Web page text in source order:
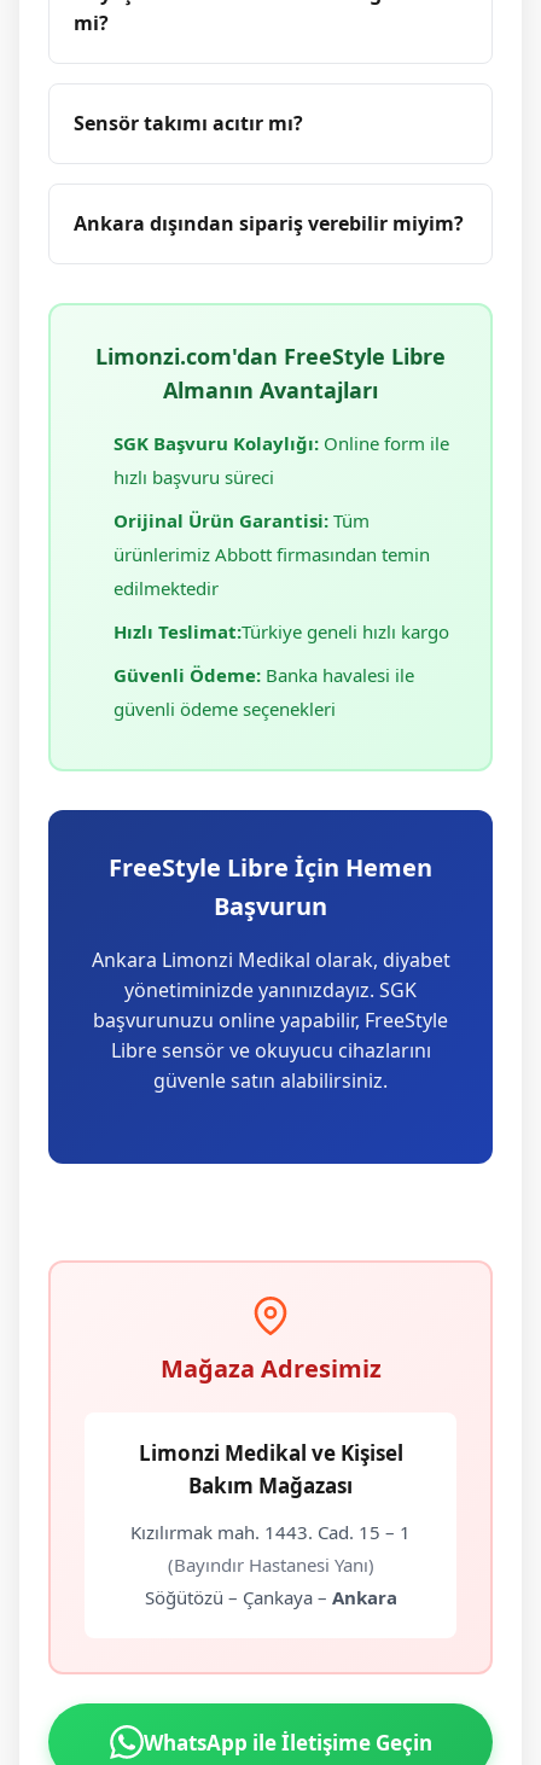
mi?
Sensör takımı acıtır mı?
Ankara dışından sipariş verebilir miyim?
Limonzi.com'dan FreeStyle Libre
Almanın Avantajları
SGK Başvuru Kolaylığı: Online form ile
hızlı başvuru süreci
Orijinal Ürün Garantisi: Tüm
ürünlerimiz Abbott firmasından temin
edilmektedir
Hızlı Teslimat:Türkiye geneli hızlı kargo
Güvenli Ödeme: Banka havalesi ile
güvenli ödeme seçenekleri
FreeStyle Libre İçin Hemen
Başvurun
Ankara Limonzi Medikal olarak, diyabet
yönetiminizde yanınızdayız. SGK
başvurunuzu online yapabilir, FreeStyle
Libre sensör ve okuyucu cihazlarını
güvenle satın alabilirsiniz.
Mağaza Adresimiz
Limonzi Medikal ve Kişisel
Bakım Mağazası
Kızılırmak mah. 1443. Cad. 15 – 1
(Bayındır Hastanesi Yanı)
Söğütözü – Çankaya – Ankara
WhatsApp ile İletişime Geçin